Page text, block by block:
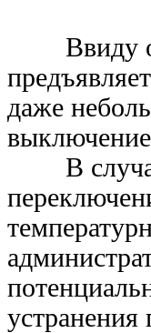
Ввиду
даже
В
устранения